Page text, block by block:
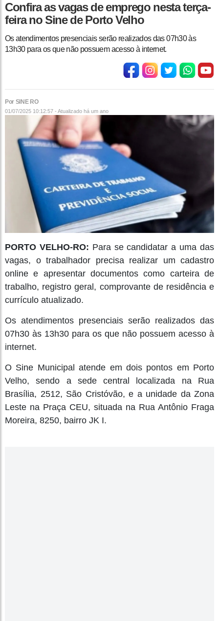
Confira as vagas de emprego nesta terça-
feira no Sine de Porto Velho
Os atendimentos presenciais serão realizados das 07h30 às
13h30 para os que não possuem acesso à internet.
Por SINE RO
01/07/2025 10:12:57 - Atualizado há um ano
PORTO VELHO-RO: Para se candidatar a uma das
vagas, o trabalhador precisa realizar um cadastro
online e apresentar documentos como carteira de
trabalho, registro geral, comprovante de residência e
currículo atualizado.
Os atendimentos presenciais serão realizados das
07h30 às 13h30 para os que não possuem acesso à
internet.
O Sine Municipal atende em dois pontos em Porto
Velho, sendo a sede central localizada na Rua
Brasília, 2512, São Cristóvão, e a unidade da Zona
Leste na Praça CEU, situada na Rua Antônio Fraga
Moreira, 8250, bairro JK I.